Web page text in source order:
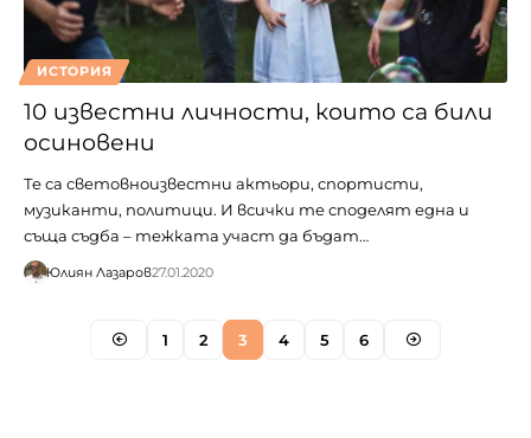
ИСТОРИЯ
10 известни личности, които са били
осиновени
Те са световноизвестни актьори, спортисти,
музиканти, политици. И всички те споделят една и
съща съдба – тежката участ да бъдат…
Юлиян Лазаров27.01.2020
1 2 3 4 5 6